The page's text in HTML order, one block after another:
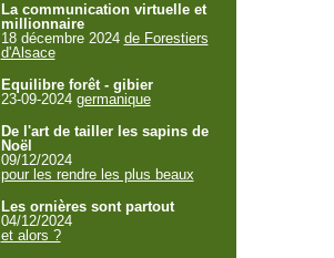
La communication virtuelle et
millionnaire
18 décembre 2024 de Forestiers
d'Alsace
Equilibre forêt - gibier
23-09-2024 germanique
De l'art de tailler les sapins de
Noël
09/12/2024
pour les rendre les plus beaux
Les ornières sont partout
04/12/2024
et alors ?